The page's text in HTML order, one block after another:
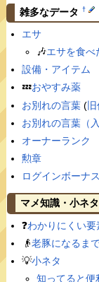
雑多なデータ †
エサ
🎶エサを食べ
設備・アイテム
💤おやすみ薬
お別れの言葉(旧
お別れの言葉（
オーナーランク
勲章
ログインボーナス
マメ知識・小ネタ
❓わかりにくい要
👴老豚になるま
💡小ネタ
知ってると便